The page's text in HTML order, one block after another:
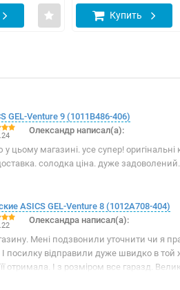
Купить
GEL-Venture 9 (1011B486-406)
Олександр написал(а):
цьому магазині. усе супер! оригінальні
солодка ціна. дуже
ASICS GEL-Venture 8 (1012A708-404)
Олександра написал(а):
Мені подзвонили уточнити чи я
І посилку відправили дуже швидко в той
отримала. І з розміром все гаразд.